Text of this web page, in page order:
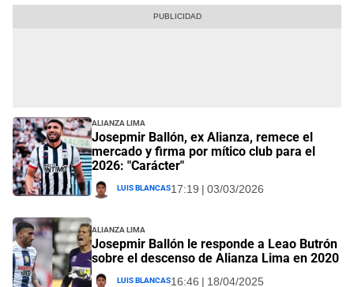
Alianza Lima
Josepmir Ballón, ex Alianza, remece el
mercado y firma por mítico club para el
2026: "Carácter"
Luis Blancas17:19 | 03/03/2026
Alianza Lima
Josepmir Ballón le responde a Leao Butrón
sobre el descenso de Alianza Lima en 2020
Luis Blancas16:46 | 18/04/2025